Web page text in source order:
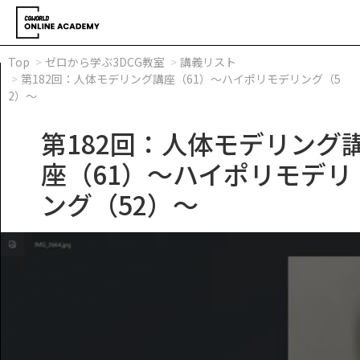
Top ゼロから学ぶ3DCG教室
講義リスト
第182回：人体モデリング講座（61）～ハイポリモデリング（5
2）～
第182回：人体モデリング
座（61）～ハイポリモデリ
ング（52）～